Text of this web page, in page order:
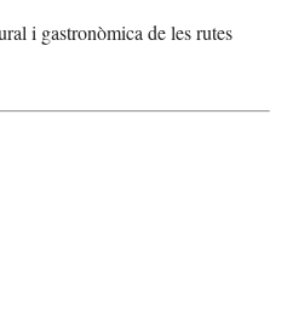
i gastronòmica de les rutes